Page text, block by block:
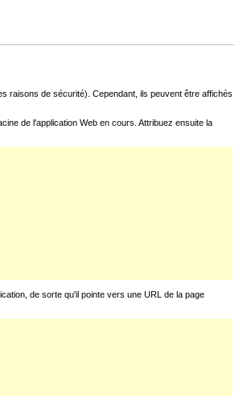
raisons de sécurité). Cependant, ils peuvent être affichés
de l'application Web en cours. Attribuez ensuite la
de sorte qu'il pointe vers une URL de la page